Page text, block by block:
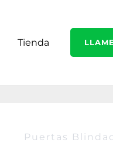
Tienda
Puertas